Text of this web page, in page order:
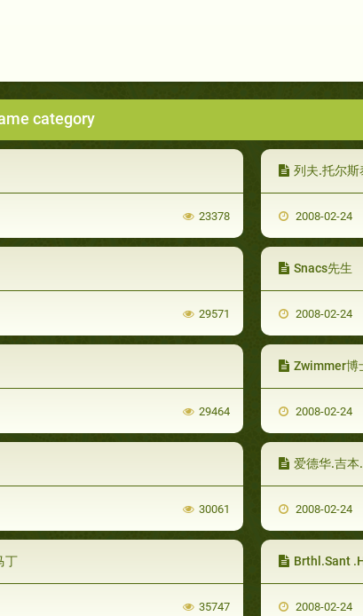
category
23378
列夫.托尔斯
2008-02-24
29571
Snacs先生
2008-02-24
29464
Zwimmer博
2008-02-24
30061
爱德华.吉本
2008-02-24
丁
35747
Brthl.Sant
2008-02-24